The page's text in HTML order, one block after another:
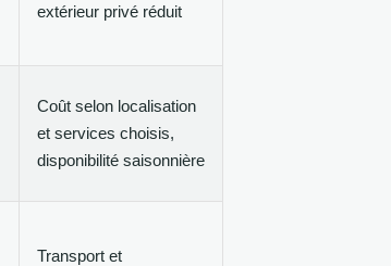
extérieur privé réduit
Coût selon localisation
et services choisis,
disponibilité saisonnière
Transport et